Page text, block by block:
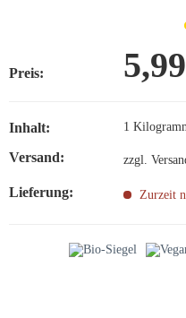
Preis:
Inhalt: 1
Versand: zzgl.
Lieferung: Zurzeit